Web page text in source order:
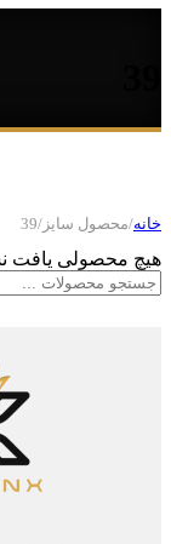
/محصول سایز /
39
محصولی یافت نشد.